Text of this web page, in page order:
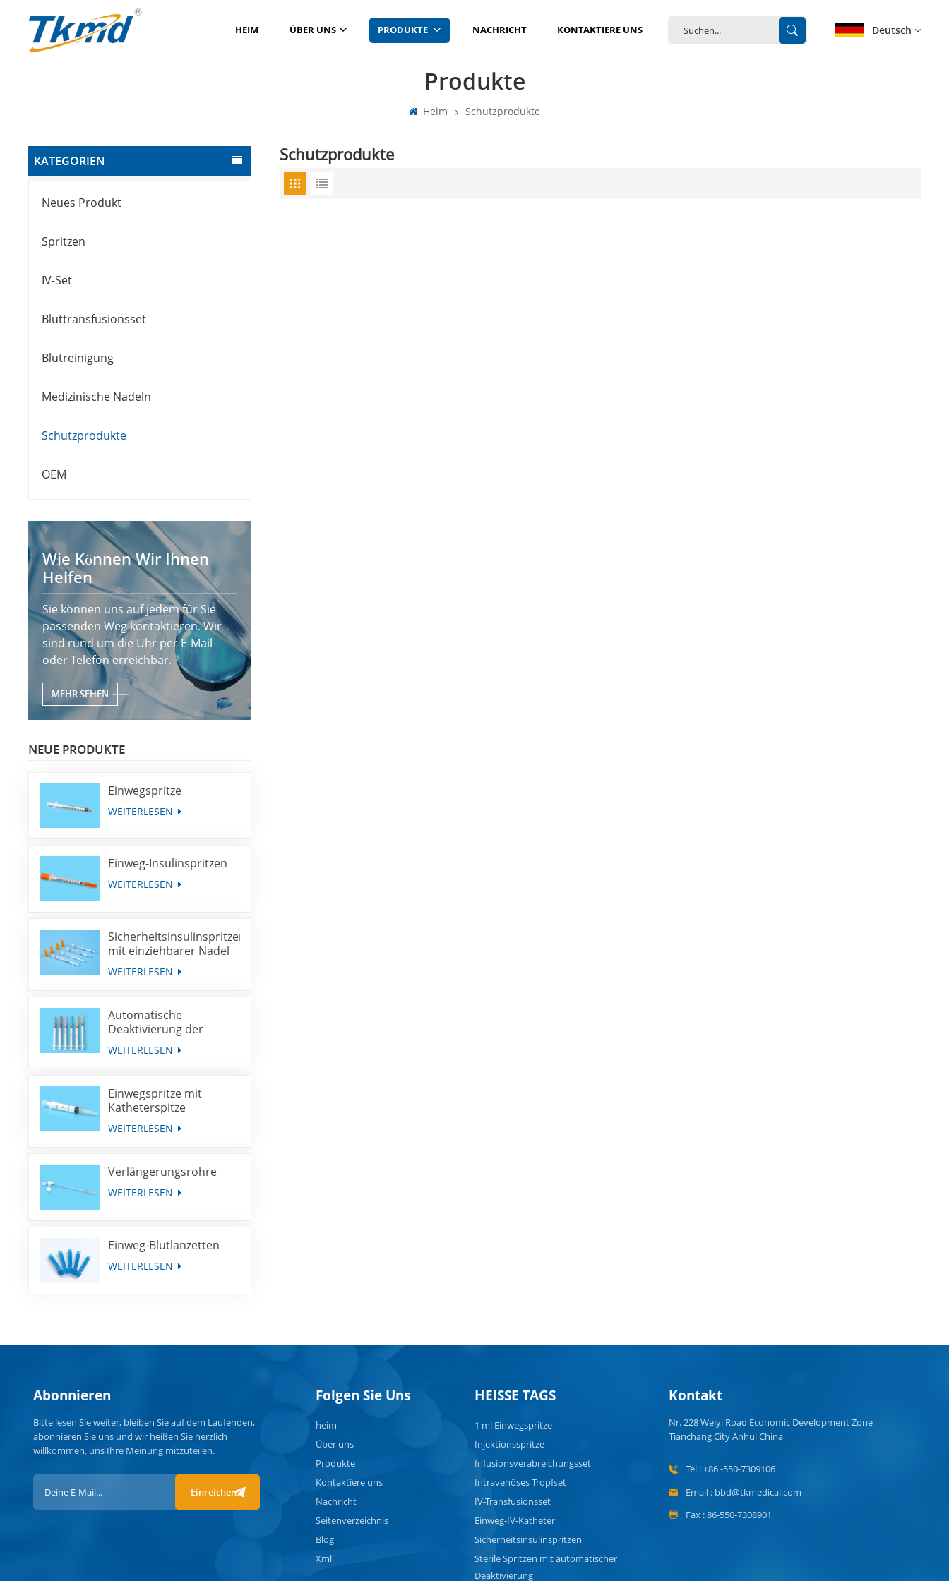
HEIM ÜBER UNS PRODUKTE NACHRICHT KONTAKTIERE UNS Deutsch
Produkte
Heim Schutzprodukte
KATEGORIEN
Neues Produkt
Spritzen
IV-Set
Bluttransfusionsset
Blutreinigung
Medizinische Nadeln
Schutzprodukte
OEM
Wie Können Wir Ihnen
Helfen
Sie können uns auf jedem für Sie
passenden Weg kontaktieren. Wir
sind rund um die Uhr per E-Mail
oder Telefon erreichbar.
MEHR SEHEN
NEUE PRODUKTE
Einwegspritze
WEITERLESEN
Einweg-Insulinspritzen
WEITERLESEN
Sicherheitsinsulinspritzen
mit einziehbarer Nadel
WEITERLESEN
Automatische
Deaktivierung der
Spritze für die
Immunisierung mit
WEITERLESEN
Einwegspritze mit
Katheterspitze
WEITERLESEN
Verlängerungsrohre
WEITERLESEN
Einweg-Blutlanzetten
WEITERLESEN
Schutzprodukte
Abonnieren
Bitte lesen Sie weiter, bleiben Sie auf dem Laufenden,
abonnieren Sie uns und wir heißen Sie herzlich
willkommen, uns Ihre Meinung mitzuteilen.
Einreichen
Folgen Sie Uns
heim
Über uns
Produkte
Kontaktiere uns
Nachricht
Seitenverzeichnis
Blog
Xml
HEISSE TAGS
1 ml Einwegspritze
Injektionsspritze
Infusionsverabreichungsset
Intravenöses Tropfset
IV-Transfusionsset
Einweg-IV-Katheter
Sicherheitsinsulinspritzen
Sterile Spritzen mit automatischer
Deaktivierung
Kontakt
Nr. 228 Weiyi Road Economic Development Zone
Tianchang City Anhui China
Tel : +86 -550-7309106
Email : bbd@tkmedical.com
Fax : 86-550-7308901